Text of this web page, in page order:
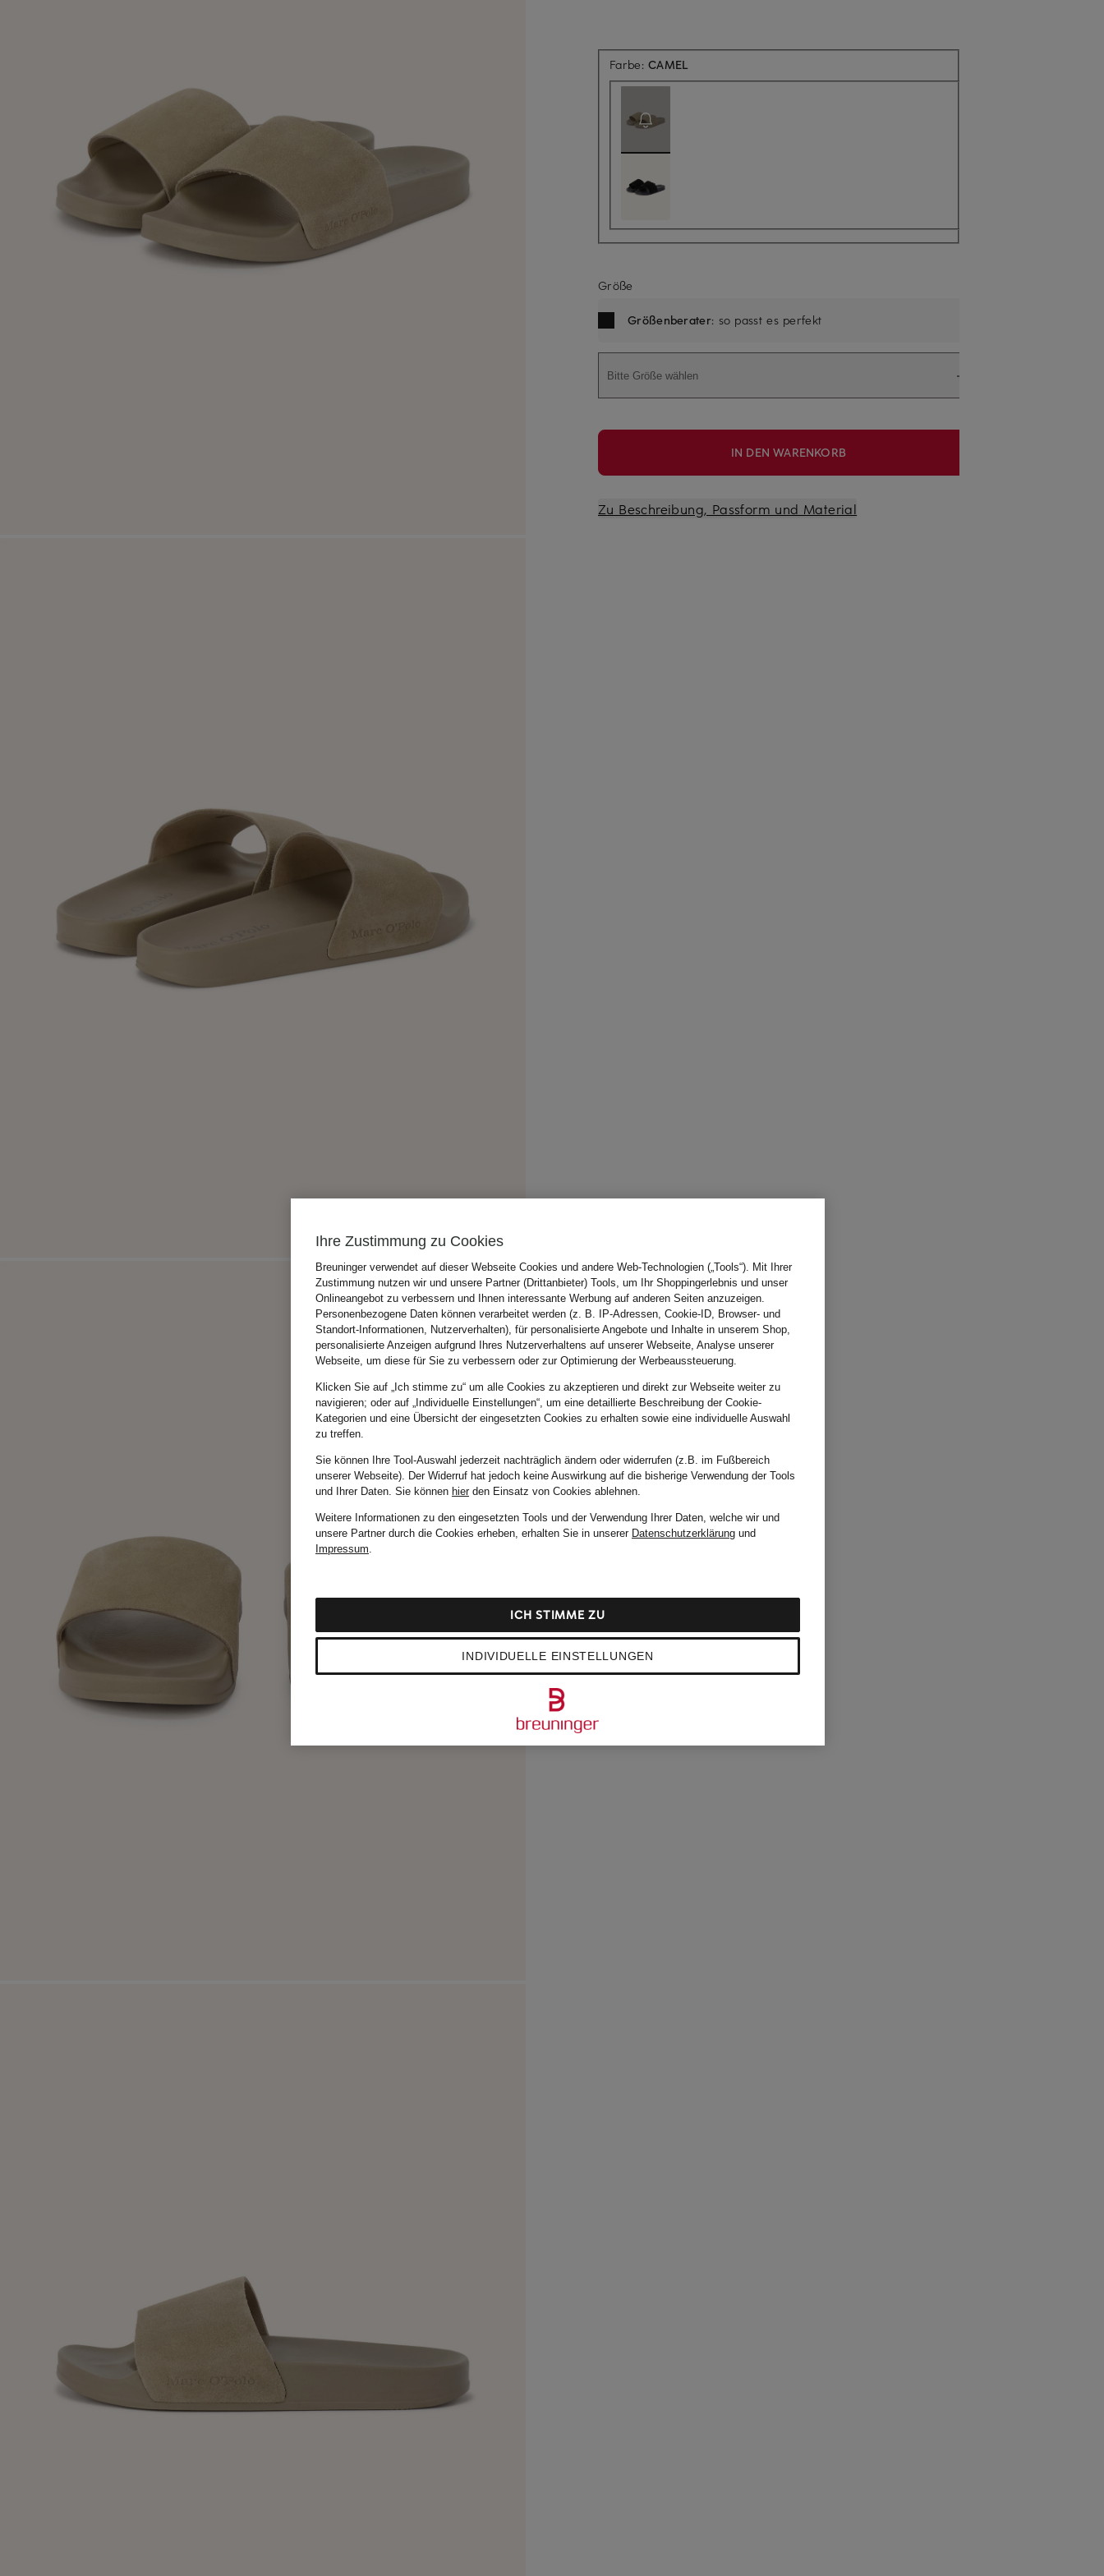
Farbe:CAMEL
Größe
Größenberater: so passt es perfekt
Bitte Größe wählen
IN DEN WARENKORB
Zu Beschreibung, Passform und Material
Ihre Zustimmung zu Cookies
Breuninger verwendet auf dieser Webseite Cookies und andere Web-Technologien („Tools“). Mit Ihrer
Zustimmung nutzen wir und unsere Partner (Drittanbieter) Tools, um Ihr Shoppingerlebnis und unser
Onlineangebot zu verbessern und Ihnen interessante Werbung auf anderen Seiten anzuzeigen.
Personenbezogene Daten können verarbeitet werden (z. B. IP-Adressen, Cookie-ID, Browser- und
Standort-Informationen, Nutzerverhalten), für personalisierte Angebote und Inhalte in unserem Shop,
personalisierte Anzeigen aufgrund Ihres Nutzerverhaltens auf unserer Webseite, Analyse unserer
Webseite, um diese für Sie zu verbessern oder zur Optimierung der Werbeaussteuerung.
Klicken Sie auf „Ich stimme zu“ um alle Cookies zu akzeptieren und direkt zur Webseite weiter zu
navigieren; oder auf „Individuelle Einstellungen“, um eine detaillierte Beschreibung der Cookie-
Kategorien und eine Übersicht der eingesetzten Cookies zu erhalten sowie eine individuelle Auswahl
zu treffen.
Sie können Ihre Tool-Auswahl jederzeit nachträglich ändern oder widerrufen (z.B. im Fußbereich
unserer Webseite). Der Widerruf hat jedoch keine Auswirkung auf die bisherige Verwendung der Tools
und Ihrer Daten. Sie können hierden Einsatz von Cookies ablehnen.
Weitere Informationen zu den eingesetzten Tools und der Verwendung Ihrer Daten, welche wir und
unsere Partner durch die Cookies erheben, erhalten Sie in unserer Datenschutzerklärung und
Impressum.
INDIVIDUELLE EINSTELLUNGEN
ICH STIMME ZU